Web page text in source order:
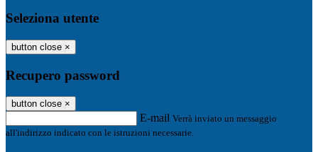
Seleziona utente
button close ×
Recupero password
button close ×
E-mail Verrà inviato un messaggio
all'indirizzo indicato con le istruzioni necessarie.